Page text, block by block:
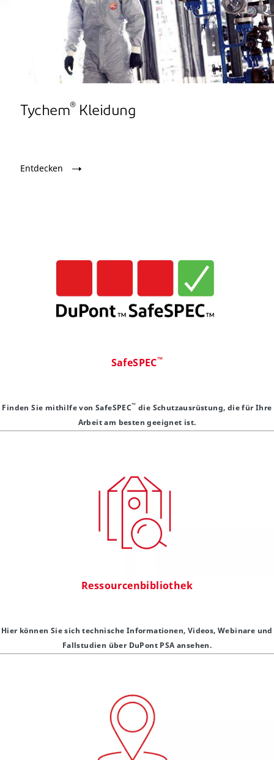
Tychem® Kleidung
Entdecken
SafeSPEC™
Finden Sie mithilfe von SafeSPEC™ die Schutzausrüstung, die für Ihre
Arbeit am besten geeignet ist.
Ressourcenbibliothek
Hier können Sie sich technische Informationen, Videos, Webinare und
Fallstudien über DuPont PSA ansehen.